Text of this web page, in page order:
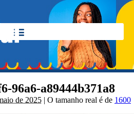
96a6-a89444b371a8
de 2025 | O tamanho real é de 1600